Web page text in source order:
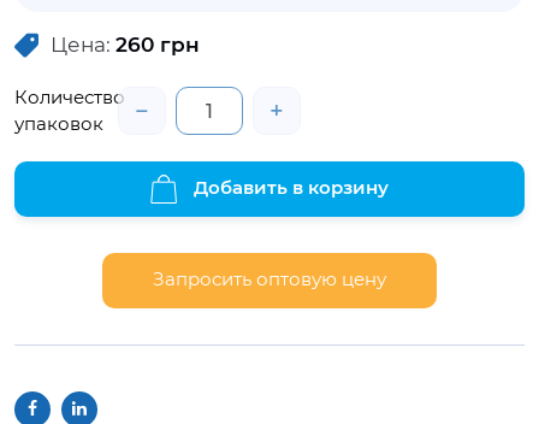
Цена: 260 грн
Количество
упаковок
− +
Добавить в корзину
Запросить оптовую цену